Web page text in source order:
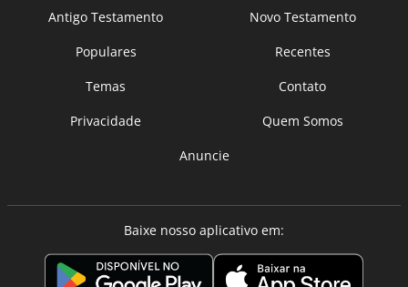
Antigo Testamento
Novo Testamento
Populares
Recentes
Temas
Contato
Privacidade
Quem Somos
Anuncie
Baixe nosso aplicativo em: